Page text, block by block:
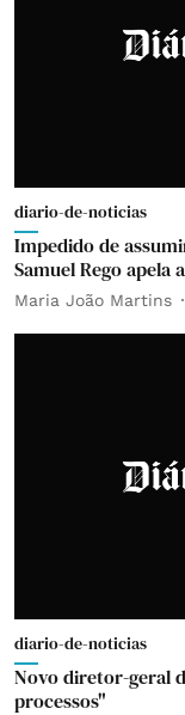
diario-de-noticias
Impedido de
Samuel Rego apela
Maria João Martins
diario-de-noticias
Novo diretor-geral
processos"